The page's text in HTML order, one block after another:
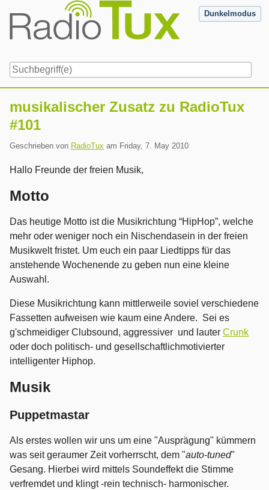
content
Dunkelmodus
musikalischer Zusatz zu RadioTux
#101
Geschrieben von RadioTux am Friday, 7. May 2010
Hallo Freunde der freien Musik,
Motto
Das heutige Motto ist die Musikrichtung “HipHop”, welche
mehr oder weniger noch ein Nischendasein in der freien
Musikwelt fristet. Um euch ein paar Liedtipps für das
anstehende Wochenende zu geben nun eine kleine
Auswahl.
Diese Musikrichtung kann mittlerweile soviel verschiedene
Fassetten aufweisen wie kaum eine Andere. Sei es
g'schmeidiger Clubsound, aggressiver und lauter Crunk
oder doch politisch- und gesellschaftlichmotivierter
intelligenter Hiphop.
Musik
Puppetmastar
Als erstes wollen wir uns um eine "Ausprägung" kümmern
was seit geraumer Zeit vorherrscht, dem "auto-tuned"
Gesang. Hierbei wird mittels Soundeffekt die Stimme
verfremdet und klingt -rein technisch- harmonischer.